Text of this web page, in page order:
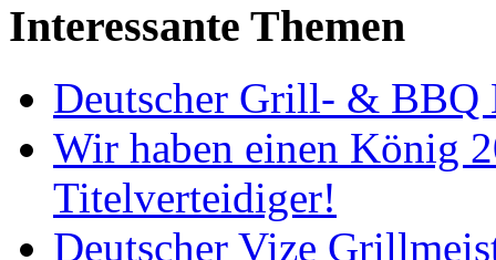
Interessante Themen
Deutscher Grill- & BBQ
Wir haben einen König
Titelverteidiger!
Deutscher Vize